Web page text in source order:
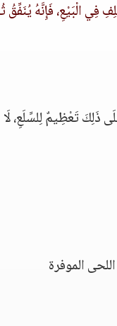
فِي الْبَيْعِ، فَإِنَّهُ يُنَفِّقُ
ذَلِكَ تَعْظِيمٌ لِلسِّلَعِ، لَا
الموفرة